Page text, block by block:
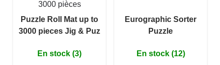
3000 pièces
Puzzle Roll Mat up to
3000 pieces Jig & Puz
En stock (3)
Eurographic Sorter
Puzzle
En stock (12)